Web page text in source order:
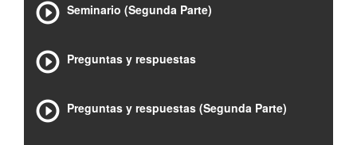
Seminario (Segunda Parte)
Preguntas y respuestas
Preguntas y respuestas (Segunda Parte)